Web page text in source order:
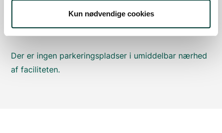
Kun nødvendige cookies
Google Maps
Der er ingen parkeringspladser i umiddelbar nærhed
af faciliteten.